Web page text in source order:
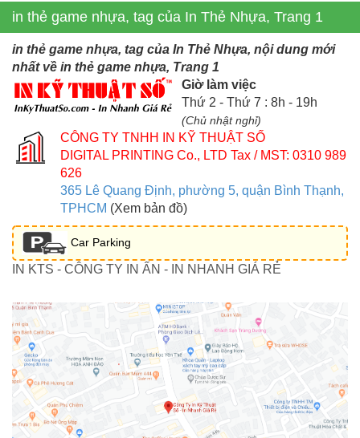
in thẻ game nhựa, tag của In Thẻ Nhựa, Trang 1
in thẻ game nhựa, tag của In Thẻ Nhựa, nội dung mới
nhất về in thẻ game nhựa, Trang 1
Giờ làm việc
Thứ 2 - Thứ 7 : 8h - 19h
(Chủ nhật nghỉ)
CÔNG TY TNHH IN KỸ THUẬT SỐ
DIGITAL PRINTING Co., LTD Tax / MST: 0310 989
626
365 Lê Quang Định, phường 5, quận Bình Thạnh,
TPHCM (Xem bản đồ)
Car Parking
IN KTS - CÔNG TY IN ẤN - IN NHANH GIÁ RẺ